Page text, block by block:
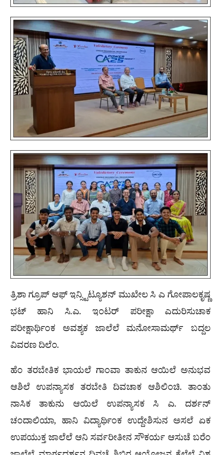
ತ್ರಿಶಾ ಗ್ರೂಪ್ ಆಫ್ ಇನ್ಸ್ಟಿಟ್ಯೂಶನ್ ಮುಖೇಲ ಸಿ ಎ ಗೋಪಾಲಕೃಷ್ಣ
ಭಟ್ ಹಾನಿ ಸಿ.ಎ. ಇಂಟರ್ ಪರೀಕ್ಷಾ ಎದುರಿಸುಚಾಕ
ಪರೀಕ್ಷಾರ್ಥಿಂಕ ಅವಶ್ಯಕ ಜಾಲೆಲೆ ಮನೋಸಾಮರ್ಥ್ ಬದ್ದಲ
ವಿವರಣ ದಿಲೆಂ.
ಹೆಂ ತರಬೇತಿಕ ಭಾಯಲೆ ಗಾಂವಾ ತಾಕುನ ಆಯಿಲೆ ಅನುಭವ
ಆಶಿಲೆ ಉಪನ್ಯಾಸಕ ತರಬೇತಿ ದಿವಚಾಕ ಆಶಿಲಿಂಚಿ. ತಾಂತು
ನಾಸಿಕ ತಾಕುನು ಆಯಿಲೆ ಉಪನ್ಯಾಸಕ ಸಿ ಎ. ದರ್ಶನ್
ಚಂದಾಲಿಯಾ, ಹಾನಿ ವಿದ್ಯಾರ್ಥಿಂಕ ಉದ್ದೇಶಿಸುನ ಅಸಲೆ ಏಕ
ಉಪಯುಕ್ತ ಜಾಲೆಲೆ ಆನಿ ಸರ್ವರೀತೀನ ಸೌಕರ್ಯ ಆಸುಚೆ ಬರೆಂ